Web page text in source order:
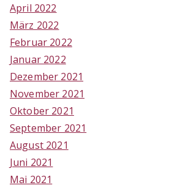
April 2022
März 2022
Februar 2022
Januar 2022
Dezember 2021
November 2021
Oktober 2021
September 2021
August 2021
Juni 2021
Mai 2021